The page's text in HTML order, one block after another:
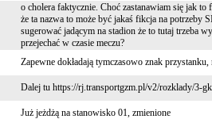
o cholera faktycznie. Choć zastanawiam się jak
że ta nazwa to może być jakaś fikcja na potrzeby
sugerować jadącym na stadion że to tutaj trzeba
przejechać w czasie meczu?
Zapewne dokładają tymczasowo znak
Dalej tu https://rj.transportgzm.pl/v2/rozklady/3-
Już jeżdżą na stanowisko 01, zmienione